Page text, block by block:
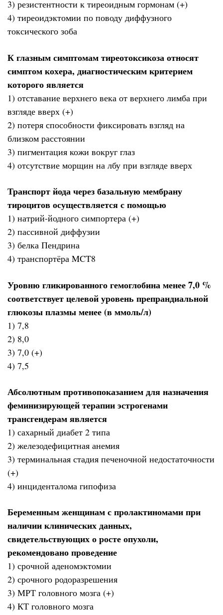
3) резистентности к тиреоидным гормонам (+)
4) тиреоидэктомии по поводу диффузного
токсического зоба
К глазным симптомам тиреотоксикоза относят
симптом кохера, диагностическим критерием
которого является
1) отставание верхнего века от верхнего лимба при
взгляде вверх (+)
2) потеря способности фиксировать взгляд на
близком расстоянии
3) пигментация кожи вокруг глаз
4) отсутствие морщин на лбу при взгляде вверх
Транспорт йода через базальную мембрану
тироцитов осуществляется с помощью
1) натрий-йодного симпортера (+)
2) пассивной диффузии
3) белка Пендрина
4) транспортёра MCT8
Уровню гликированного гемоглобина менее 7,0 %
соответствует целевой уровень препрандиальной
глюкозы плазмы менее (в ммоль/л)
1) 7,8
2) 8,0
3) 7,0 (+)
4) 7,5
Абсолютным противопоказанием для назначения
феминизирующей терапии эстрогенами
трансгендерам является
1) сахарный диабет 2 типа
2) железодефицитная анемия
3) терминальная стадия печеночной недостаточности
(+)
4) инциденталома гипофиза
Беременным женщинам с пролактиномами при
наличии клинических данных,
свидетельствующих о росте опухоли,
рекомендовано проведение
1) срочной аденомэктомии
2) срочного родоразрешения
3) МРТ головного мозга (+)
4) КТ головного мозга